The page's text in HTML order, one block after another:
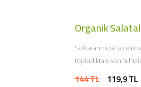
Organik
Sofralarımıza tazelik
topladıktan sonra
144 TL 119,9 TL